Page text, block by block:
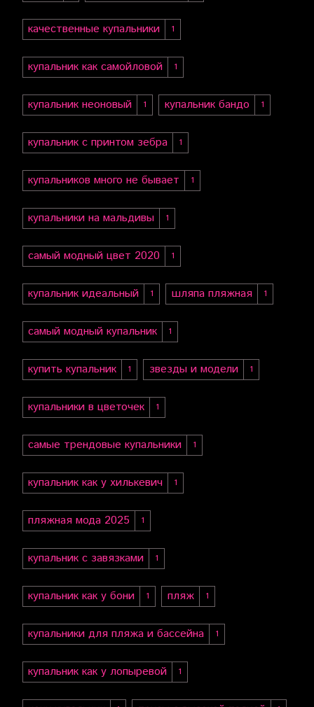
качественные купальники 1
купальник как самойловой 1
купальник неоновый 1 купальник бандо 1
купальник с принтом зебра 1
купальников много не бывает 1
купальники на мальдивы 1
самый модный цвет 2020 1
купальник идеальный 1 шляпа пляжная 1
самый модный купальник 1
купить купальник 1 звезды и модели 1
купальники в цветочек 1
самые трендовые купальники 1
купальник как у хилькевич 1
пляжная мода 2025 1
купальник с завязками 1
купальник как у бони 1 пляж 1
купальники для пляжа и бассейна 1
купальник как у лопыревой 1